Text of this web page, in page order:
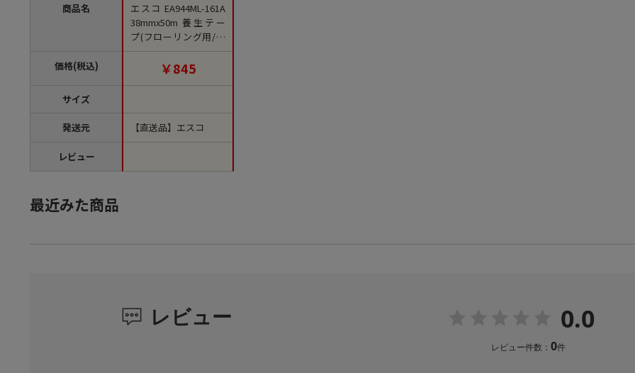
商品名
価格(税込)
サイズ
発送元
レビュー
エスコ EA944ML-161A
38mmx50m 養生テー
プ(フローリング用/紙
基材) 1巻 （ご注文単位
1巻）【直送品】
￥845
【直送品】エスコ
最近みた商品
レビュー 0.0
レビュー件数： 0件